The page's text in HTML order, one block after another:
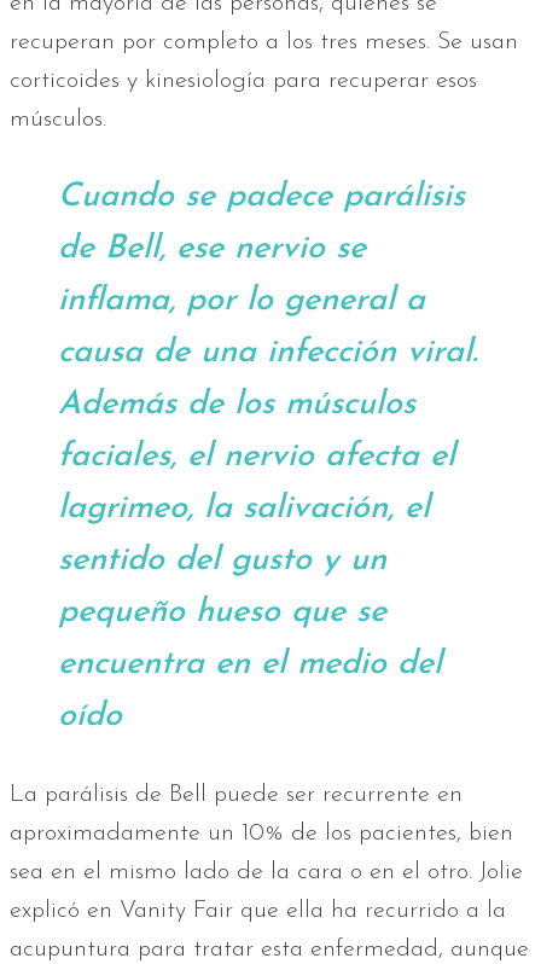
recuperan por completo a los tres meses. Se usan
corticoides y kinesiología para recuperar esos
músculos.
Cuando se padece parálisis
de Bell, ese nervio se
inflama, por lo general a
causa de una infección viral.
Además de los músculos
faciales, el nervio afecta el
lagrimeo, la salivación, el
sentido del gusto y un
pequeño hueso que se
encuentra en el medio del
oído
La parálisis de Bell puede ser recurrente en
aproximadamente un 10% de los pacientes, bien
sea en el mismo lado de la cara o en el otro. Jolie
explicó en Vanity Fair que ella ha recurrido a la
acupuntura para tratar esta enfermedad, aunque